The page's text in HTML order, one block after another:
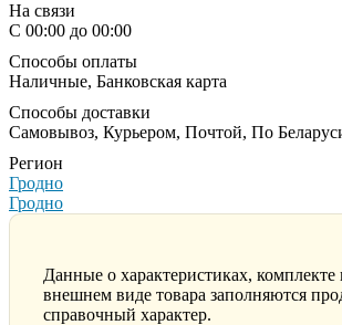
На связи
С 00:00 до 00:00
Способы оплаты
Наличные, Банковская карта
Способы доставки
Самовывоз, Курьером, Почтой, По
Регион
Гродно
Гродно
Данные о характеристиках, комплекте
внешнем виде товара заполняются
справочный характер.